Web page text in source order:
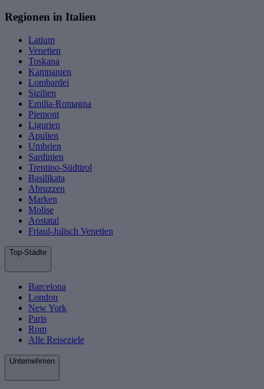
Regionen in Italien
Latium
Venetien
Toskana
Kampanien
Lombardei
Sizilien
Emilia-Romagna
Piemont
Ligurien
Apulien
Umbrien
Sardinien
Trentino-Südtirol
Basilikata
Abruzzen
Marken
Molise
Aostatal
Friaul-Julisch Venetien
Top-Städte
Barcelona
London
New York
Paris
Rom
Alle Reiseziele
Unternehmen